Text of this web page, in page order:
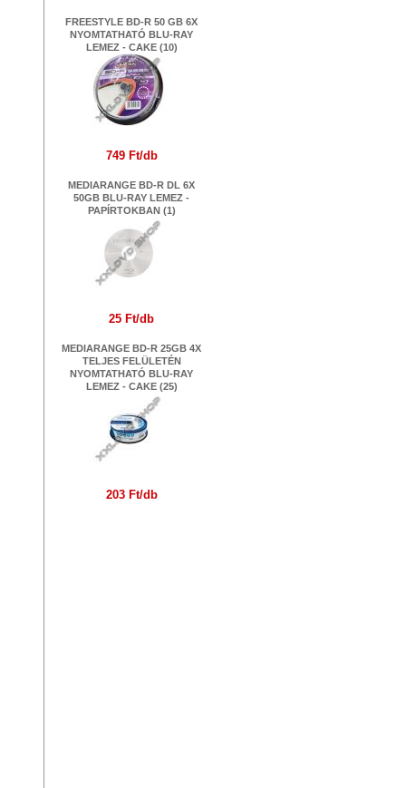
FREESTYLE BD-R 50 GB 6X
NYOMTATHATÓ BLU-RAY
LEMEZ - CAKE (10)
749 Ft/db
MEDIARANGE BD-R DL 6X
50GB BLU-RAY LEMEZ -
PAPÍRTOKBAN (1)
25 Ft/db
MEDIARANGE BD-R 25GB 4X
TELJES FELÜLETÉN
NYOMTATHATÓ BLU-RAY
LEMEZ - CAKE (25)
203 Ft/db